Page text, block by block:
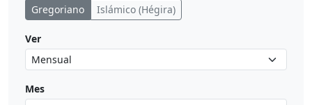
Gregoriano
Islámico (Hégira)
Ver
Mes